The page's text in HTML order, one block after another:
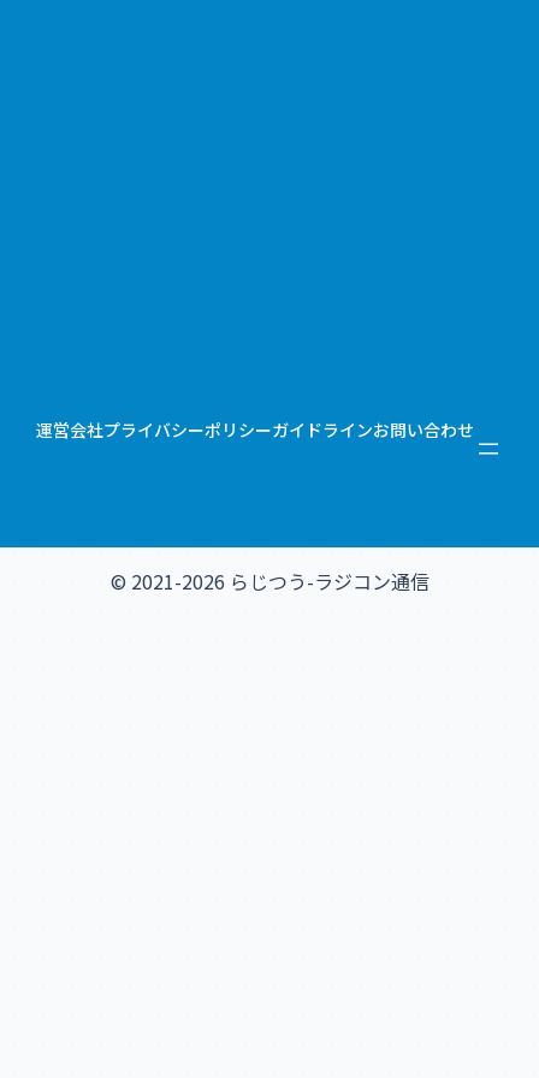
運営会社プライバシーポリシーガイドラインお問い合わせ
© 2021-2026 らじつう-ラジコン通信